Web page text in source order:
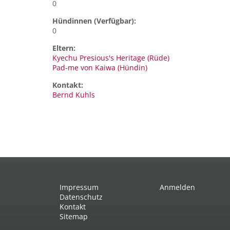
0
Hündinnen (Verfügbar):
0
Eltern:
Kyechu Presious's Heritage (Rüde)
Pad-me von Kaiwa (Hündin)
Kontakt:
Bernd Kuhls
Impressum
Datenschutz
Kontakt
Sitemap
Anmelden